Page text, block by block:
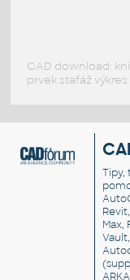
CAD download:
prvek stafáž
Tipy,
Max,